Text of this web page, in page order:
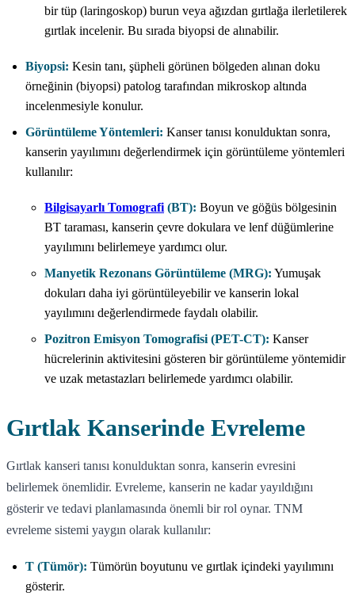
bir tüp (laringoskop) burun veya ağızdan gırtlağa ilerletilerek
gırtlak incelenir. Bu sırada biyopsi de alınabilir.
Biyopsi: Kesin tanı, şüpheli görünen bölgeden alınan doku
örneğinin (biyopsi) patolog tarafından mikroskop altında
incelenmesiyle konulur.
Görüntüleme Yöntemleri: Kanser tanısı konulduktan sonra,
kanserin yayılımını değerlendirmek için görüntüleme yöntemleri
kullanılır:
Bilgisayarlı Tomografi (BT): Boyun ve göğüs bölgesinin
BT taraması, kanserin çevre dokulara ve lenf düğümlerine
yayılımını belirlemeye yardımcı olur.
Manyetik Rezonans Görüntüleme (MRG): Yumuşak
dokuları daha iyi görüntüleyebilir ve kanserin lokal
yayılımını değerlendirmede faydalı olabilir.
Pozitron Emisyon Tomografisi (PET-CT): Kanser
hücrelerinin aktivitesini gösteren bir görüntüleme yöntemidir
ve uzak metastazları belirlemede yardımcı olabilir.
Gırtlak Kanserinde Evreleme
Gırtlak kanseri tanısı konulduktan sonra, kanserin evresini
belirlemek önemlidir. Evreleme, kanserin ne kadar yayıldığını
gösterir ve tedavi planlamasında önemli bir rol oynar. TNM
evreleme sistemi yaygın olarak kullanılır:
T (Tümör): Tümörün boyutunu ve gırtlak içindeki yayılımını
gösterir.